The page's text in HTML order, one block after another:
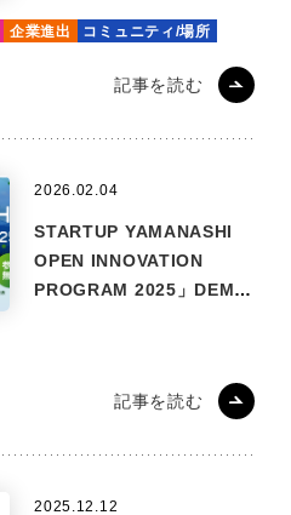
企業進出 コミュニティ/場所
記事を読む
2026.02.04
STARTUP YAMANASHI
OPEN INNOVATION
PROGRAM 2025」DEMO
記事を読む
2025.12.12